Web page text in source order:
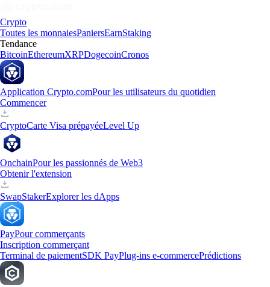
Crypto
Toutes les monnaiesPaniersEarnStaking
Tendance
BitcoinEthereumXRPDogecoinCronos
Application Crypto.comPour les utilisateurs du quotidien
Commencer
CryptoCarte Visa prépayéeLevel Up
OnchainPour les passionnés de Web3
Obtenir l'extension
SwapStakerExplorer les dApps
PayPour commerçants
Inscription commerçant
Terminal de paiementSDK PayPlug-ins e-commercePrédictions